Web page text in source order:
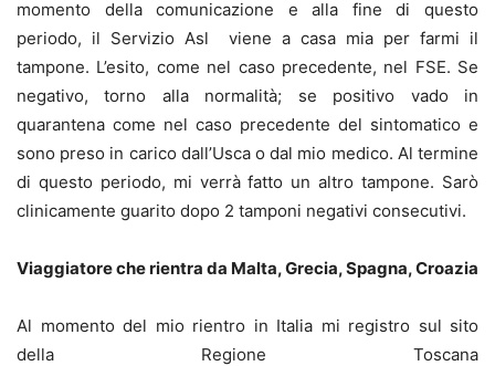
momento della comunicazione e alla fine di questo
periodo, il Servizio Asl viene a casa mia per farmi il
tampone. L’esito, come nel caso precedente, nel FSE. Se
negativo, torno alla normalità; se positivo vado in
quarantena come nel caso precedente del sintomatico e
sono preso in carico dall’Usca o dal mio medico. Al termine
di questo periodo, mi verrà fatto un altro tampone. Sarò
clinicamente guarito dopo 2 tamponi negativi consecutivi.
Viaggiatore che rientra da Malta, Grecia, Spagna, Croazia
Al momento del mio rientro in Italia mi registro sul sito
della Regione Toscana